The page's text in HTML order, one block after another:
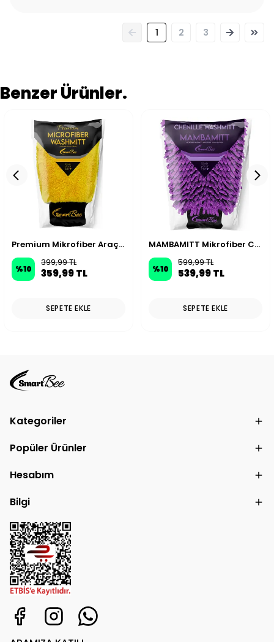
1 2 3
Benzer Ürünler.
Premium Mikrofiber Araç Yıkama ve Cila Eldiveni
%10
399,99 TL
359,99 TL
SEPETE EKLE
MAMBAMITT Mikrofiber Chenille Oto Yıkama Eldiveni
%10
599,99 TL
539,99 TL
SEPETE EKLE
Kategoriler
Popüler Ürünler
Hesabım
Bilgi